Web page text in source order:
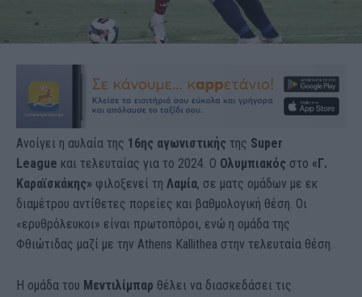
Ανοίγει η αυλαία της 16ης αγωνιστικής της Super
League και τελευταίας για το 2024. Ο Ολυμπιακός στο «Γ.
Καραϊσκάκης» φιλοξενεί τη Λαμία, σε ματς ομάδων με εκ
διαμέτρου αντίθετες πορείες και βαθμολογική θέση. Οι
«ερυθρόλευκοι» είναι πρωτοπόροι, ενώ η ομάδα της
Φθιώτιδας μαζί με την Athens Kallithea στην τελευταία θέση.
Η ομάδα του Μεντιλίμπαρ θέλει να διασκεδάσει τις